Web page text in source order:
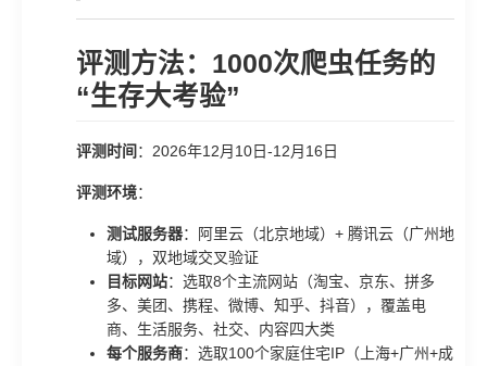
评测方法：1000次爬虫任务的
“生存大考验”
评测时间 ：2026年12月10日-12月16日
评测环境：
测试服务器：阿里云（北京地域）+ 腾讯云（广州地
域），双地域交叉验证
目标网站：选取8个主流网站（淘宝、京东、拼多
多、美团、携程、微博、知乎、抖音），覆盖电
商、生活服务、社交、内容四大类
每个服务商：选取100个家庭住宅IP（上海+广州+成